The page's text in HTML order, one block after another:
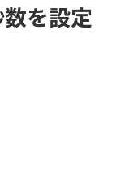
を設定